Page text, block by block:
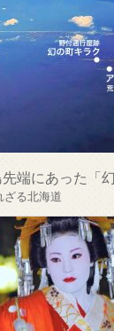
端にあった「幻
ざる北海道